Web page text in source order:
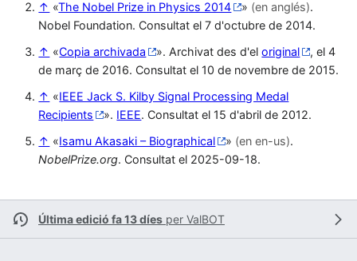
↑ «The Nobel Prize in Physics 2014 » (en anglés).
Nobel Foundation. Consultat el 7 d'octubre de 2014.
↑ «Copia archivada ». Archivat des d'eloriginal
, el 4
de març de 2016. Consultat el 10 de novembre de 2015.
↑ «IEEE Jack S. Kilby Signal Processing Medal
Recipients
». IEEE. Consultat el 15 d'abril de 2012.
↑ «Isamu Akasaki – Biographical » (en en-us).
NobelPrize.org. Consultat el 2025-09-18.
Última edició fa 13 díes per ValBOT